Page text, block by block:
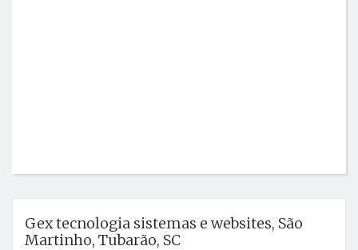
Gex tecnologia sistemas e websites, São
Martinho, Tubarão, SC
GRÁTIS